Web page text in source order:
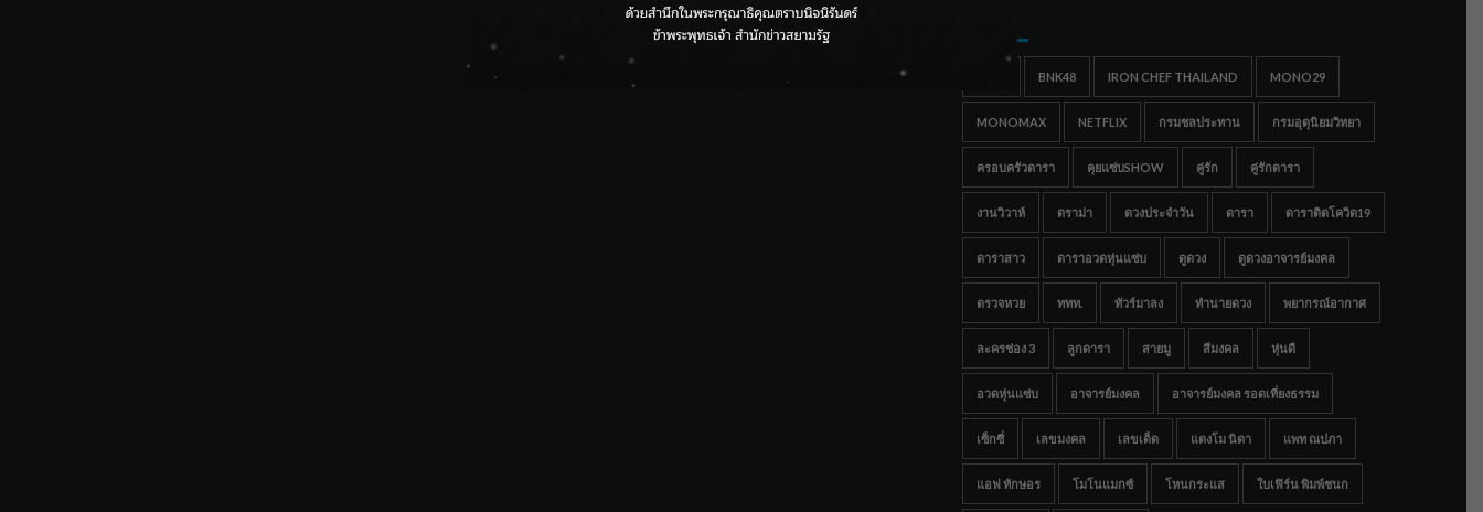
ราชเลขานุการในพระองค์ฯ ติดตามโครงการหุบกะพง–ห้วย
ทรายใต้ เสริมความมั่นคงน้ำเพชรบุรี
BNK48 IRON CHEF THAILAND MONO29
MONOMAX NETFLIX กรมชลประทาน กรมอุตุนิยมวิทยา
ครอบครัวดารา คุยแซ่บSHOW คู่รัก คู่รักดารา
งานวิวาห์ ดราม่า ดวงประจำวัน ดารา ดาราติดโควิด19
ดาราสาว ดาราอวดหุ่นแซ่บ ดูดวง ดูดวงอาจารย์มงคล
ตรวจหวย ททท. ทัวร์มาลง ทำนายดวง พยากรณ์อากาศ
ละครช่อง 3 ลูกดารา สายมู สีมงคล หุ่นดี
อวดหุ่นแซ่บ อาจารย์มงคล อาจารย์มงคล รอดเที่ยงธรรม
เซ็กซี่ เลขมงคล เลขเด็ด แตงโม นิดา แพท ณปภา
แอฟ ทักษอร โมโนแมกซ์ โหนกระแส ใบเฟิร์น พิมพ์ชนก